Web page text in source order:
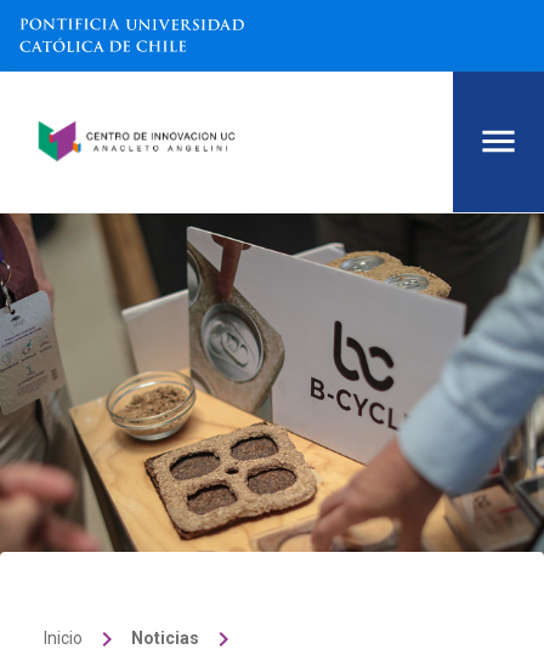
Inicio keyboard_arrow_right Noticias keyboard_arrow_right